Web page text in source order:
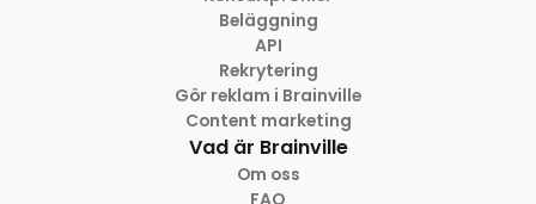
Beläggning
API
Rekrytering
Gör reklam i Brainville
Content marketing
Vad är Brainville
Om oss